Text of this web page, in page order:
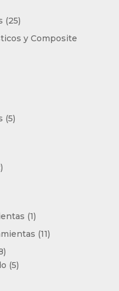
2525
productos
y Composite
55
22
productos
11
producto
1111
8
productos
55